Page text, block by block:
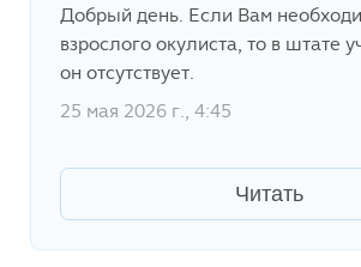
Добрый день. Если Вам
взрослого окулиста, то в штате
он отсутствует.
25 мая 2026 г., 4:45
Читать